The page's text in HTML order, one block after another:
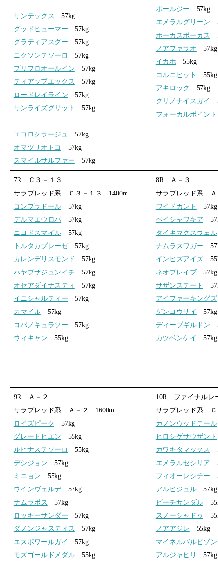
サンテックス
57kg
グッドヒューマー 57kg
グラティアスグー 57kg
ニクソンテソーロ
57kg
プリフロオールイン 57kg
ティアップエックス
57kg
ロードレイライン 57kg
サンライズグリット
57kg
エコロクラージュ
57kg
オマツリオトコ
57kg
スマイルサルファー 57kg
ボールジー 57kg
エメラルグリーン
ホーカスポーカス
ノアファラオ 57kg
イカホ 55kg
コルニヒット
55kg
アキロック
57kg
クリノナイスガイ
フォーカルポイント
7R Ｃ３－１３
サラブレッド系 Ｃ３－１３ 1400m
コンプラドール57kg
デルマエウロパ57kg
ニヨドスマイル57kg
トルタカプレーゼ57kg
カレンデリスモンド
57kg
ハヤブサジュンイチ 57kg
オセアダイナスティ
57kg
イニシャルティー 57kg
スマイル57kg
コパノキュラソー 57kg
ウィキャン 55kg
8R Ａ－３
サラブレッド系
ワイドカント
57kg
ペイシャワキア
タイキマクスウェル
ナムラスワガー
インヒズアイズ
ネオブレイブ 57kg
サザンステート
アイファーキングズ
ゲンヨウサイ
57kg
ディープギルドン
カツベンケイ
57kg
9R Ａ－２
サラブレッド系 Ａ－２ 1600m
ロイズピーク
57kg
グレートヒエン 55kg
ルピナステソーロ
55kg
デシジョン 57kg
ミニョン 55kg
ウインヴェルデ57kg
ナムラボス
57kg
ロッキーサンダー 57kg
ダノンジャスティス
57kg
エスポワールガイ
57kg
モズゴールドメダル55kg
10R ファイナルレ
サラブレッド系 Ｃ
カノンウッドテール
ヒロシゲサウザント
カワキタマックス
エメラルセシリア
フィオーレシチー
アルヒジュル57kg
ビーチサンダル
スノーシャドゥ
ノアアジレ 55kg
マイネルバルビゾン
アルジャヒリ
57kg